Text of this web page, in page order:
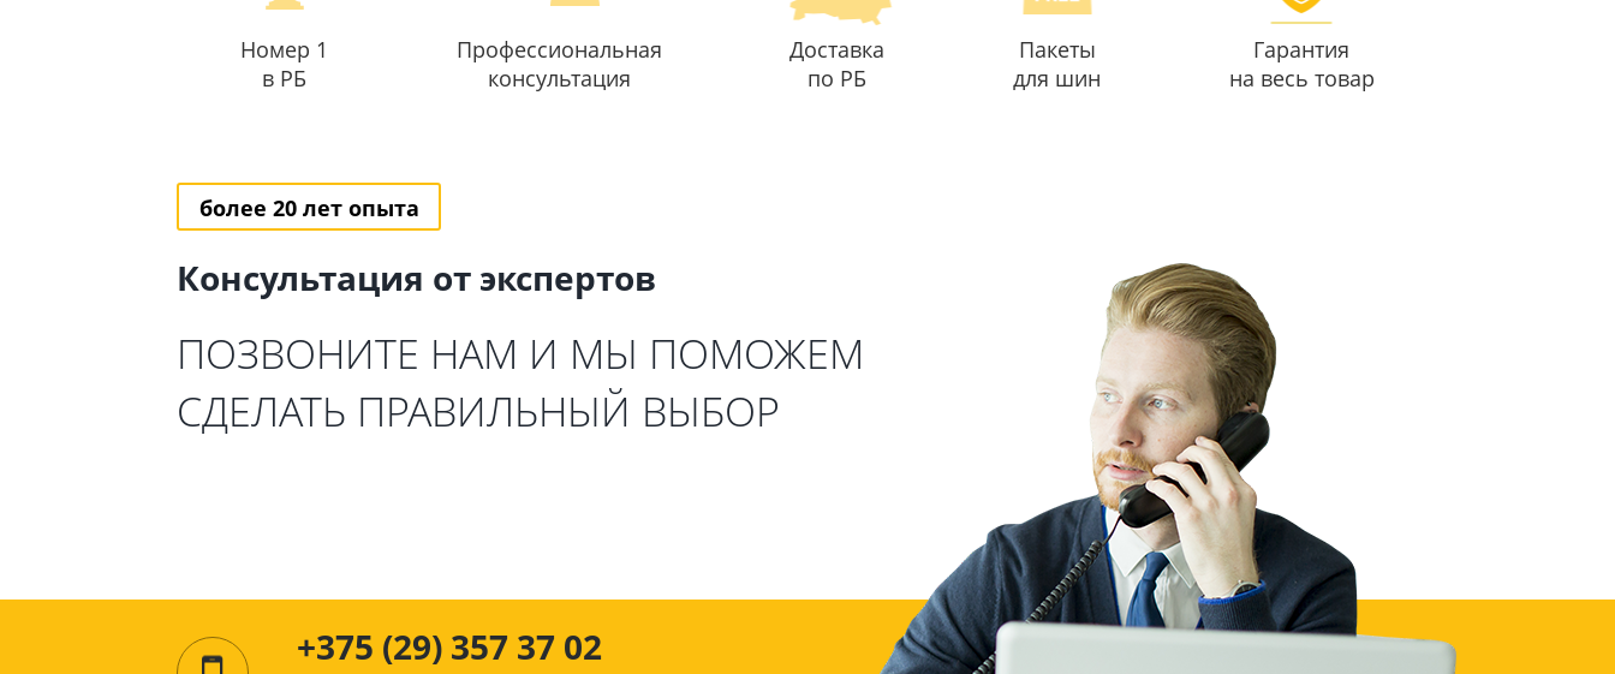
Номер 1
в РБ
Профессиональная
консультация
Доставка
по РБ
Пакеты
для шин
Гарантия
на весь товар
более 20 лет опыта
Консультация от экспертов
ПОЗВОНИТЕ НАМ И МЫ ПОМОЖЕМ
СДЕЛАТЬ ПРАВИЛЬНЫЙ ВЫБОР
+375 (29) 357 37 02